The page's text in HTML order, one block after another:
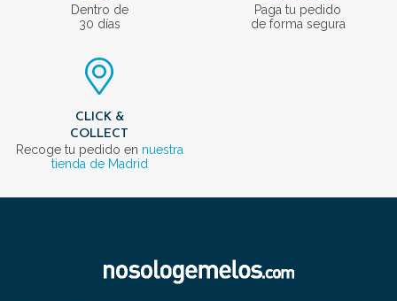
Dentro de
30 días
Paga tu pedido
de forma segura
CLICK &
COLLECT
Recoge tu pedido en nuestra
tienda de Madrid